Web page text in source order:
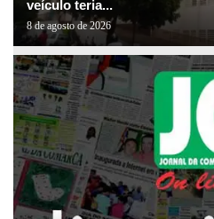
veículo teria...
8 de agosto de 2026